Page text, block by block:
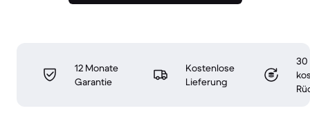
12 Monate
Garantie
Kostenlose
Lieferung
30